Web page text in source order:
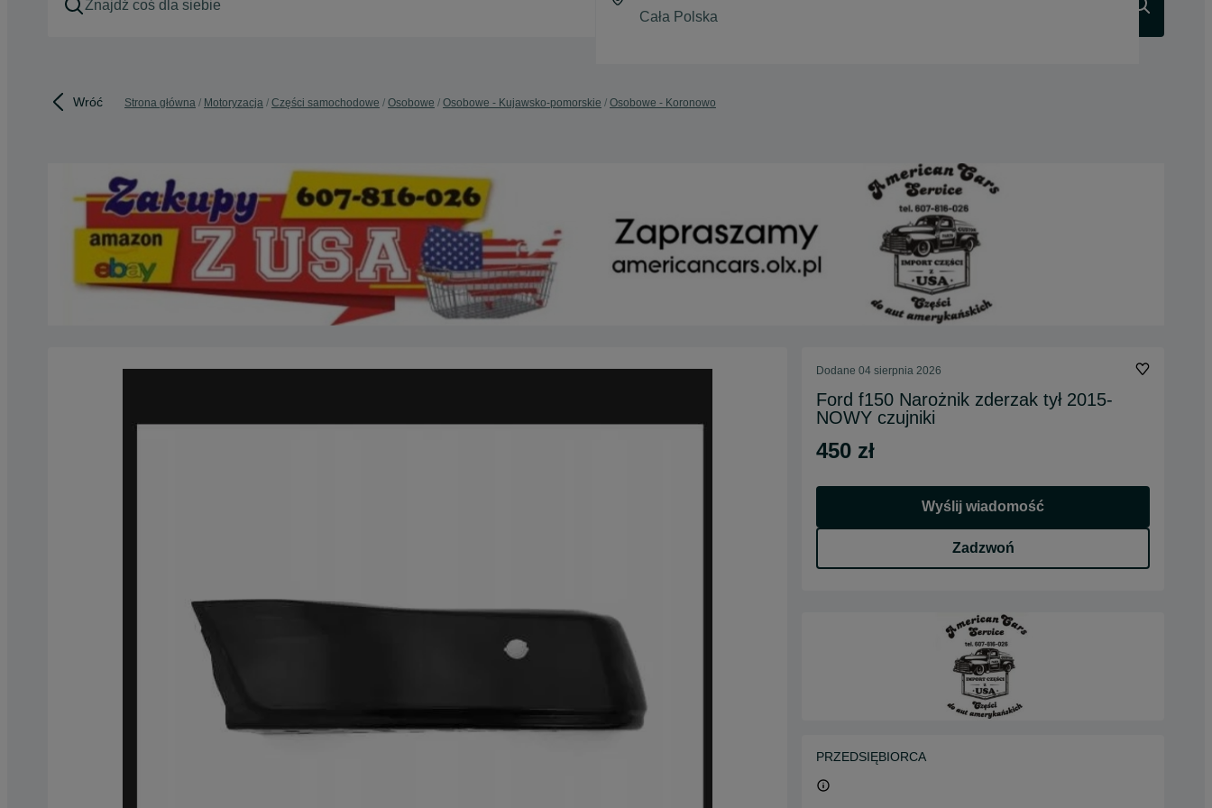
Wróć Strona główna Motoryzacja Części samochodowe Osobowe Osobowe - Kujawsko-pomorskie Osobowe - Koronowo
Dodane 04 sierpnia 2026
Ford f150 Narożnik zderzak tył 2015-
NOWY czujniki
450 zł
Wyślij wiadomość
Zadzwoń
PRZEDSIĘBIORCA